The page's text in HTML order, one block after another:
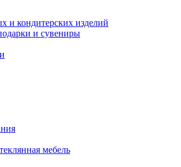
и кондитерских изделий
и сувениры
мебель